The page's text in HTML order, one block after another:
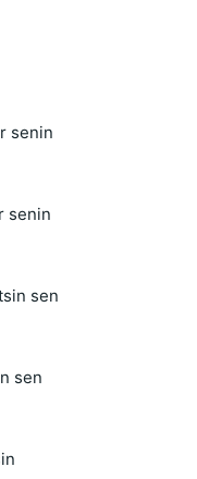
senin
senin
sen
sen